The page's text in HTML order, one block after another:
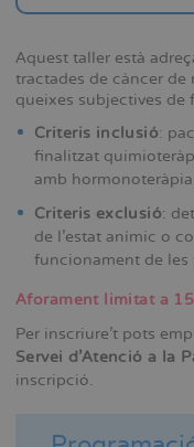
Aquest taller està
tractades de càncer
queixes subjectives de
Criteris inclusió:
finalitzat
amb
Criteris exclusió:
de l’estat anímic o
funcionament de les
Aforament limitat a
Per inscriure't pots
Servei d'Atenció a la
inscripció.